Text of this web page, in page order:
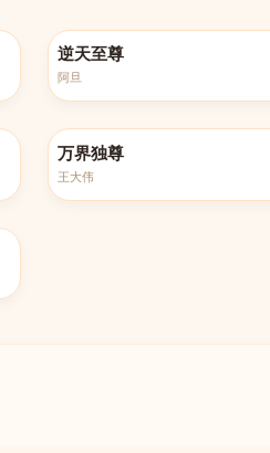
逆天至尊
阿旦
万界独尊
王大伟